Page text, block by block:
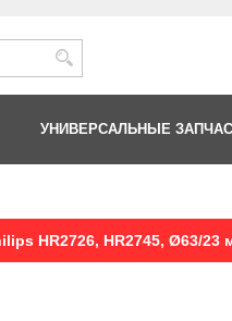
УНИВЕРСАЛЬНЫЕ
HR2726, HR2745, Ø63/23